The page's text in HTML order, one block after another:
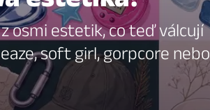
osmi estetik, co teď válcují
soft girl, gorpcore nebo